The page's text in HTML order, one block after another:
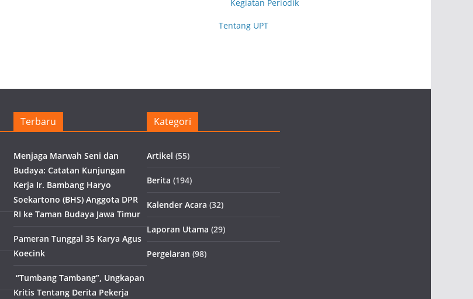
Kegiatan Periodik
Tentang UPT
Terbaru
Menjaga Marwah Seni dan
Budaya: Catatan Kunjungan
Kerja Ir. Bambang Haryo
Soekartono (BHS) Anggota DPR
RI ke Taman Budaya Jawa Timur
Pameran Tunggal 35 Karya Agus
Koecink
“Tumbang Tambang”, Ungkapan
Kritis Tentang Derita Pekerja
Kategori
Artikel (55)
Berita (194)
Kalender Acara (32)
Laporan Utama (29)
Pergelaran (98)